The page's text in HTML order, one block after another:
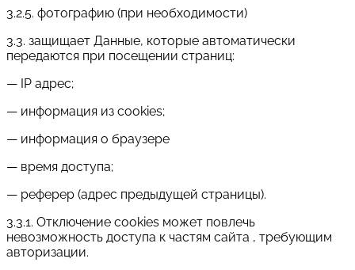
3.2.5. фотографию (при необходимости)
3.3. защищает Данные, которые автоматически
передаются при посещении страниц:
— IP адрес;
— информация из cookies;
— информация о браузере
— время доступа;
— реферер (адрес предыдущей страницы).
3.3.1. Отключение cookies может повлечь
невозможность доступа к частям сайта , требующим
авторизации.